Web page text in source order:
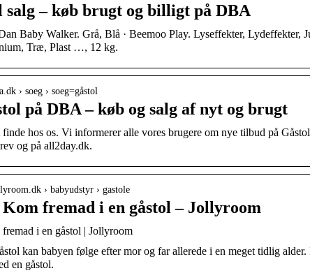
salg – køb brugt og billigt på DBA
Baby Walker. Grå, Blå · Beemoo Play. Lyseffekter, Lydeffekter,
Træ, Plast …, 12 kg.
› soeg › soeg=gåstol
på DBA – køb og salg af nyt og brugt
finde hos os. Vi informerer alle vores brugere om nye tilbud på
og på all2day.dk.
› babyudstyr › gastole
Kom fremad i en gåstol – Jollyroom
i en gåstol | Jollyroom
kan babyen følge efter mor og far allerede i en meget tidlig
en gåstol.